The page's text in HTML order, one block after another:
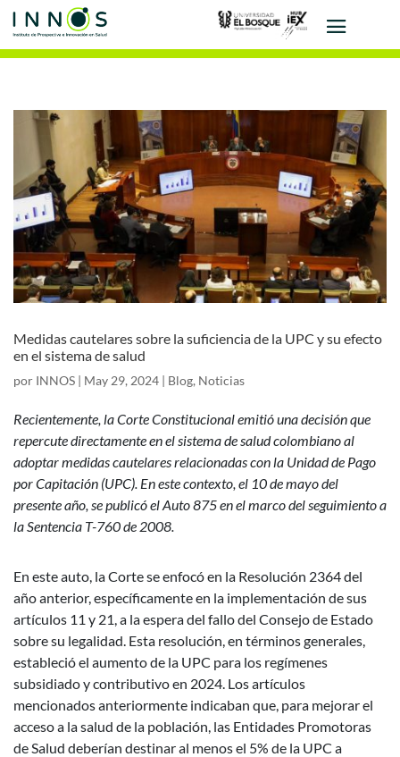
Medidas cautelares sobre la suficiencia de la UPC y su efecto
en el sistema de salud
por INNOS | May 29, 2024 | Blog, Noticias
Recientemente, la Corte Constitucional emitió una decisión que
repercute directamente en el sistema de salud colombiano al
adoptar medidas cautelares relacionadas con la Unidad de Pago
por Capitación (UPC). En este contexto, el 10 de mayo del
presente año, se publicó el Auto 875 en el marco del seguimiento a
la Sentencia T-760 de 2008.
En este auto, la Corte se enfocó en la Resolución 2364 del
año anterior, específicamente en la implementación de sus
artículos 11 y 21, a la espera del fallo del Consejo de Estado
sobre su legalidad. Esta resolución, en términos generales,
estableció el aumento de la UPC para los regímenes
subsidiado y contributivo en 2024. Los artículos
mencionados anteriormente indicaban que, para mejorar el
acceso a la salud de la población, las Entidades Promotoras
de Salud deberían destinar al menos el 5% de la UPC a